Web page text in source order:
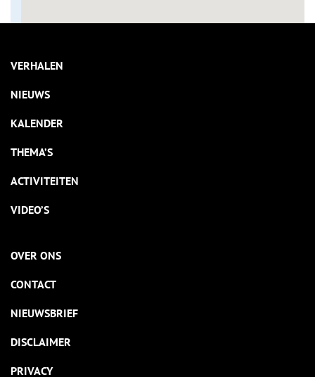
VERHALEN
NIEUWS
KALENDER
THEMA’S
ACTIVITEITEN
VIDEO’S
OVER ONS
CONTACT
NIEUWSBRIEF
DISCLAIMER
PRIVACY